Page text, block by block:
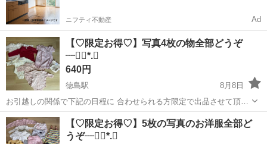
ニフティ不動産 Ad
【♡限定お得♡】写真4枚の物全部どうぞ
┈❁⃘*.ﾟ
640円
徳島駅
8月8日
お引越しの関係で下記の日程に 合わせられる方限定で出品させて頂き
ます🌷◌˳𓇬 8/8、8/9、8/10に に取りに来れる方┈❁⃘*.ﾟ 今まで出品し
ていた物をまとめて┈❁⃘*.ﾟ よりお得になってます(*´֊`*)！ ...
徳島 徳島市 徳島駅 ベビー用品 ケープ
【♡限定お得♡】5枚の写真のお洋服全部ど
うぞ┈❁⃘*.ﾟ